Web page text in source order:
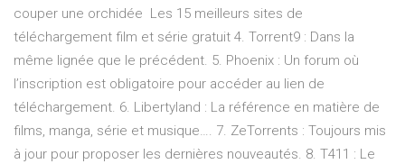
couper une orchidée Les 15 meilleurs sites de
téléchargement film et série gratuit 4. Torrent9 : Dans la
même lignée que le précédent. 5. Phoenix : Un forum où
l’inscription est obligatoire pour accéder au lien de
téléchargement. 6. Libertyland : La référence en matière de
films, manga, série et musique…. 7. ZeTorrents : Toujours mis
à jour pour proposer les dernières nouveautés. 8. T411 : Le